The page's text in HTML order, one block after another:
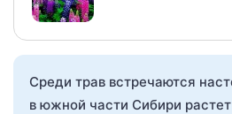
Среди трав встречаются
в южной части Сибири